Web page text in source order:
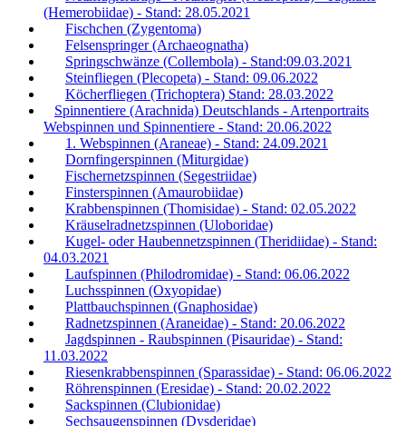
(Hemerobiidae) - Stand: 28.05.2021
Fischchen (Zygentoma)
Felsenspringer (Archaeognatha)
Springschwänze (Collembola) - Stand:09.03.2021
Steinfliegen (Plecopeta) - Stand: 09.06.2022
Köcherfliegen (Trichoptera) Stand: 28.03.2022
Spinnentiere (Arachnida) Deutschlands - Artenportraits
Webspinnen und Spinnentiere - Stand: 20.06.2022
1. Webspinnen (Araneae) - Stand: 24.09.2021
Dornfingerspinnen (Miturgidae)
Fischernetzspinnen (Segestriidae)
Finsterspinnen (Amaurobiidae)
Krabbenspinnen (Thomisidae) - Stand: 02.05.2022
Kräuselradnetzspinnen (Uloboridae)
Kugel- oder Haubennetzspinnen (Theridiidae) - Stand:
04.03.2021
Laufspinnen (Philodromidae) - Stand: 06.06.2022
Luchsspinnen (Oxyopidae)
Plattbauchspinnen (Gnaphosidae)
Radnetzspinnen (Araneidae) - Stand: 20.06.2022
Jagdspinnen - Raubspinnen (Pisauridae) - Stand:
11.03.2022
Riesenkrabbenspinnen (Sparassidae) - Stand: 06.06.2022
Röhrenspinnen (Eresidae) - Stand: 20.02.2022
Sackspinnen (Clubionidae)
Sechsaugenspinnen (Dysderidae)